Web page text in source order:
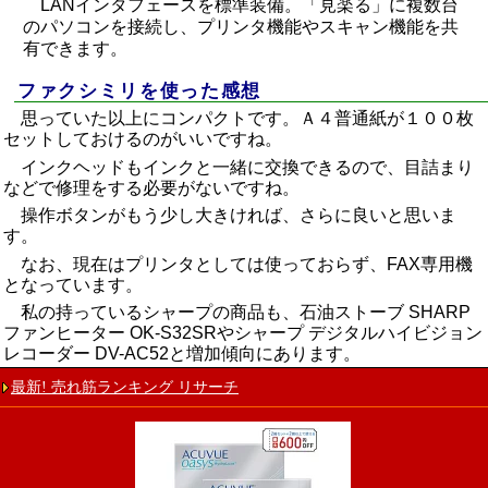
LANインタフェースを標準装備。「見楽る」に複数台
のパソコンを接続し、プリンタ機能やスキャン機能を共
有できます。
ファクシミリを使った感想
思っていた以上にコンパクトです。Ａ４普通紙が１００枚
セットしておけるのがいいですね。
インクヘッドもインクと一緒に交換できるので、目詰まり
などで修理をする必要がないですね。
操作ボタンがもう少し大きければ、さらに良いと思いま
す。
なお、現在はプリンタ としては使っておらず、FAX専用機
となっています。
私の持っているシャープの商品も、石油ストーブ SHARP
ファンヒーター OK-S32SRやシャープ デジタルハイビジョン
レコーダー DV-AC52と増加傾向にあります。
最新! 売れ筋ランキング リサーチ